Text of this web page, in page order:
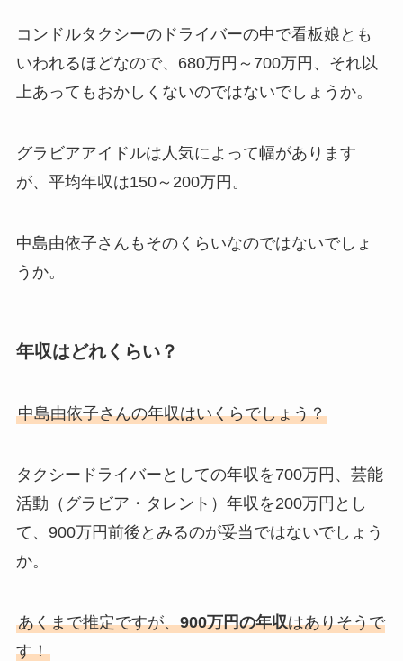
コンドルタクシーのドライバーの中で看板娘とも
いわれるほどなので、680万円～700万円、それ以
上あってもおかしくないのではないでしょうか。
グラビアアイドルは人気によって幅があります
が、平均年収は150～200万円。
中島由依子さんもそのくらいなのではないでしょ
うか。
年収はどれくらい？
中島由依子さんの年収はいくらでしょう？
タクシードライバーとしての年収を700万円、芸能
活動（グラビア・タレント）年収を200万円とし
て、900万円前後とみるのが妥当ではないでしょう
か。
あくまで推定ですが、900万円の年収はありそうで
す！